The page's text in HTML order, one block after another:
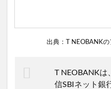
出典：T NEOBANKの
T NEOBANKは
信SBIネット銀